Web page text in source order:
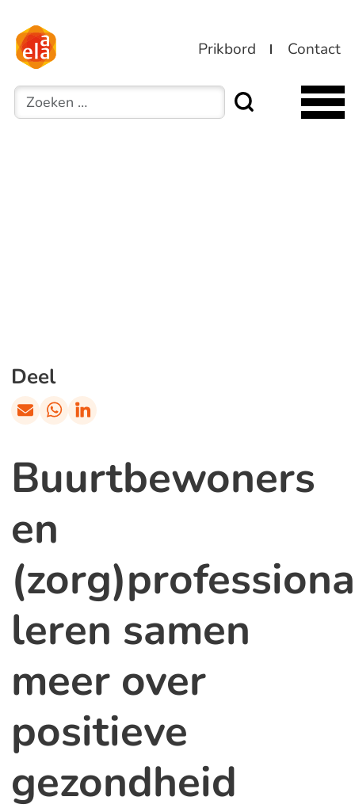
Prikbord Contact
Zoeken
Buurtbewoners
en
leren samen
meer over
positieve
gezondheid
Deel